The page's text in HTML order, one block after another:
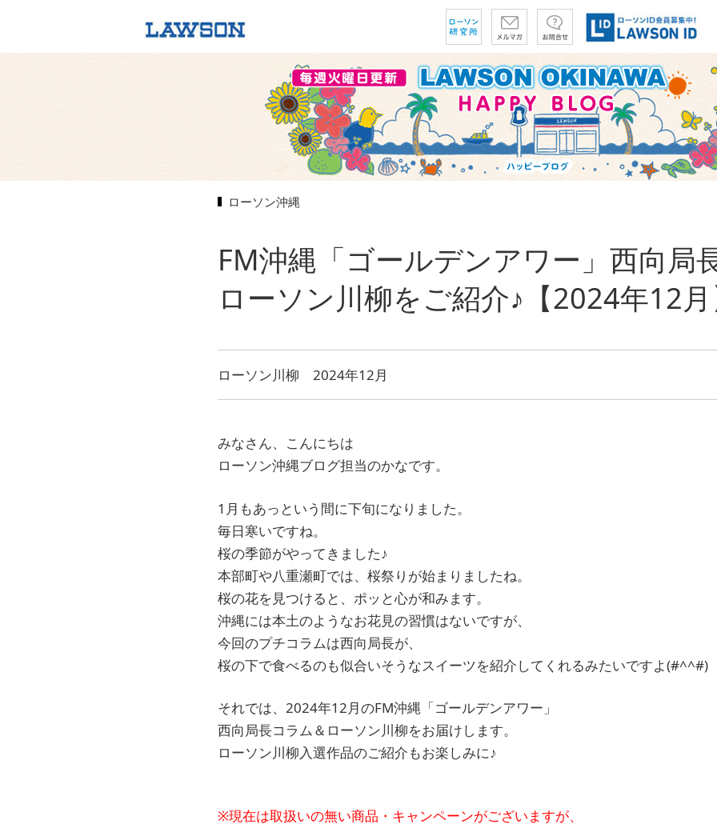
ローソン沖縄
FM沖縄「ゴールデンアワー」西向局
ローソン川柳をご紹介♪【2024年12月
ローソン川柳 2024年12月
みなさん、こんにちは
ローソン沖縄ブログ担当のかなです。
1月もあっという間に下旬になりました。
毎日寒いですね。
桜の季節がやってきました♪
本部町や八重瀬町では、桜祭りが始まりましたね。
桜の花を見つけると、ポッと心が和みます。
沖縄には本土のようなお花見の習慣はないですが、
今回のプチコラムは西向局長が、
桜の下で食べるのも似合いそうなスイーツを紹介してくれるみたいですよ(#^^#)
それでは、2024年12月のFM沖縄「ゴールデンアワー」
西向局長コラム＆ローソン川柳をお届けします。
ローソン川柳入選作品のご紹介もお楽しみに♪
※現在は取扱いの無い商品・キャンペーンがございますが、